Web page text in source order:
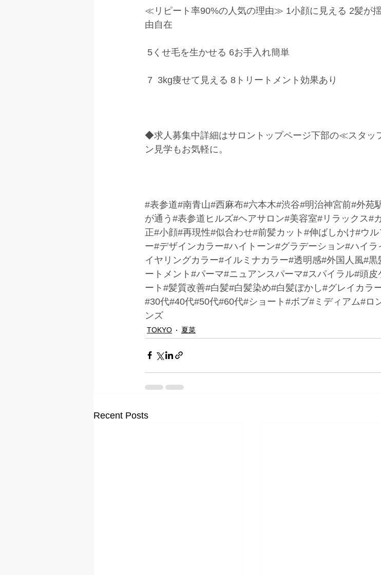
≪リピート率90%の人気の理由≫ 1小顔に見える 2髪が
由自在
5くせ毛を生かせる 6お手入れ簡単
7  3kg痩せて見える 8トリートメント効果あり
◆求人募集中詳細はサロントップページ下部の≪スタ
ン見学もお気軽に。
#表参道#南青山#西麻布#六本木#渋谷#明治神宮前#外苑
が通う#表参道ヒルズ#ヘアサロン#美容室#リラックス#
正#小顔#再現性#似合わせ#前髪カット#伸ばしかけ#ウ
ー#デザインカラー#ハイトーン#グラデーション#ハイ
イヤリングカラー#イルミナカラー#透明感#外国人風#
ートメント#パーマ#ニュアンスパーマ#スパイラル#頭
ート#髪質改善#白髪#白髪染め#白髪ぼかし#グレイカラ
#30代#40代#50代#60代#ショート#ボブ#ミディアム#ロ
ンズ
TOKYO 夏菜
Recent Posts